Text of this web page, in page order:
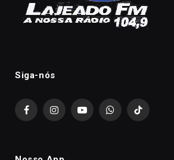
Siga-nós
FacebookInstagramYouTubeWhatsAppTikTok